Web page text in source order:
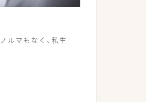
ルマもなく、私生
局です。
ます。